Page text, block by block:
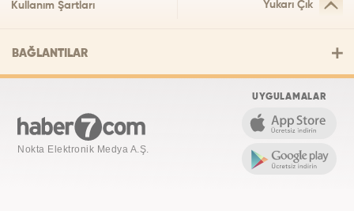
Kullanım Şartları Yukarı Çık
BAĞLANTILAR
Nokta Elektronik Medya A.Ş.
UYGULAMALAR